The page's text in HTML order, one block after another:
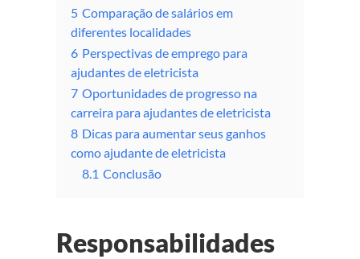
5 Comparação de salários em
diferentes localidades
6 Perspectivas de emprego para
ajudantes de eletricista
7 Oportunidades de progresso na
carreira para ajudantes de eletricista
8 Dicas para aumentar seus ganhos
como ajudante de eletricista
8.1 Conclusão
Responsabilidades